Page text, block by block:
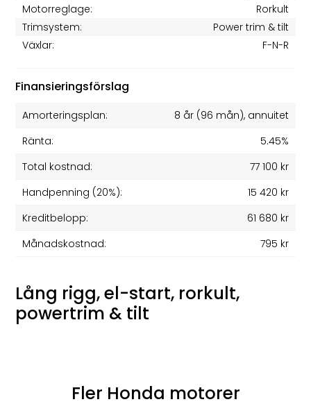
Motorreglage:
Rorkult
Trimsystem:
Power trim & tilt
Växlar:
F-N-R
Finansieringsförslag
Amorteringsplan: 8 år(96 mån), annuitet
Ränta:
5.45%
Total kostnad:
77 100 kr
Handpenning (20%):
15 420 kr
Kreditbelopp:
61 680 kr
Månadskostnad:
795 kr
Lång rigg, el-start, rorkult,
powertrim & tilt
Fler Honda motorer